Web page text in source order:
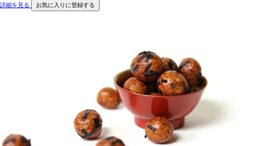
詳細を見る
お気に入りに登録する